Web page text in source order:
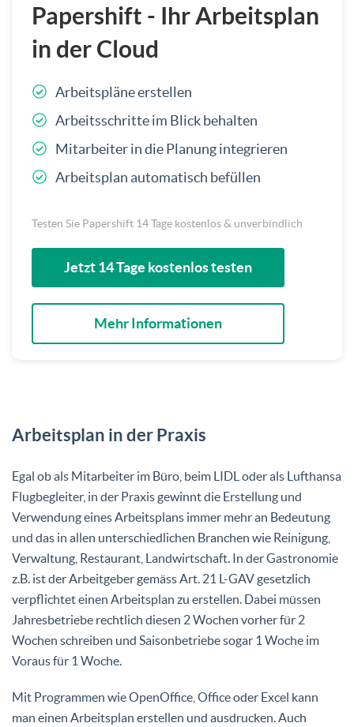
Papershift - Ihr Arbeitsplan
in der Cloud
Arbeitspläne erstellen
Arbeitsschritte im Blick behalten
Mitarbeiter in die Planung integrieren
Arbeitsplan automatisch befüllen
Testen Sie Papershift 14 Tage kostenlos & unverbindlich
Jetzt 14 Tage kostenlos testen
Mehr Informationen
Arbeitsplan in der Praxis
Egal ob als Mitarbeiter im Büro, beim LIDL oder als Lufthansa
Flugbegleiter, in der Praxis gewinnt die Erstellung und
Verwendung eines Arbeitsplans immer mehr an Bedeutung
und das in allen unterschiedlichen Branchen wie Reinigung,
Verwaltung, Restaurant, Landwirtschaft. In der Gastronomie
z.B. ist der Arbeitgeber gemäss Art. 21 L-GAV gesetzlich
verpflichtet einen Arbeitsplan zu erstellen. Dabei müssen
Jahresbetriebe rechtlich diesen 2 Wochen vorher für 2
Wochen schreiben und Saisonbetriebe sogar 1 Woche im
Voraus für 1 Woche.
Mit Programmen wie OpenOffice, Office oder Excel kann
man einen Arbeitsplan erstellen und ausdrucken. Auch